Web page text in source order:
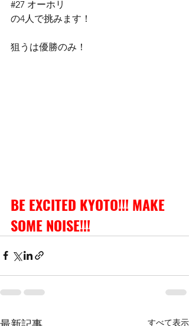
#27 オーホリ
の4人で挑みます！
狙うは優勝のみ！
BE EXCITED KYOTO!!! MAKE
SOME NOISE!!!
すべて表示